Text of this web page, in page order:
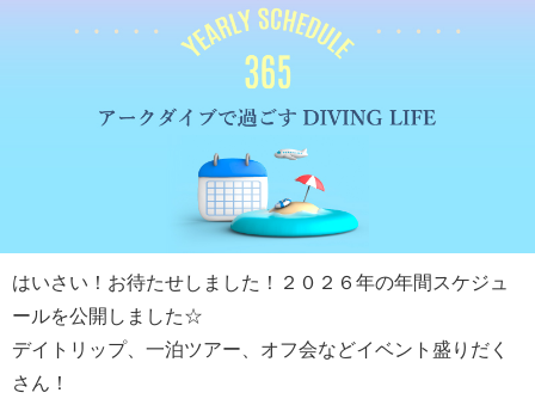
はいさい！お待たせしました！２０２６年の年間スケジュ
ールを公開しました☆
デイトリップ、一泊ツアー、オフ会などイベント盛りだく
さん！